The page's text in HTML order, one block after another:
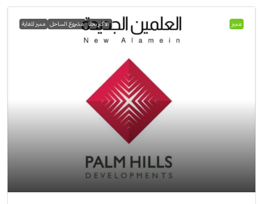
مميز الاكثر بحثا مشروع الساحل مميز للغاية